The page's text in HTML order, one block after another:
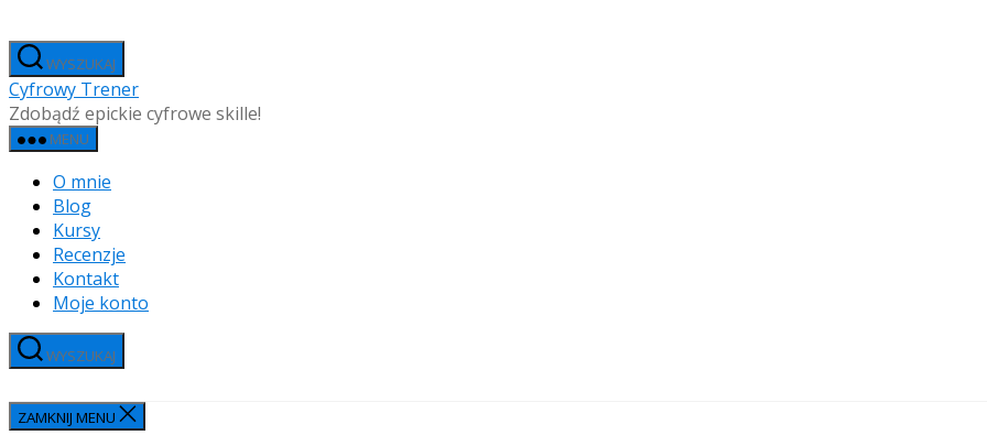
do
treściWYSZUKAJ
Cyfrowy Trener
Zdobądź epickie cyfrowe skille!
MENU
O mnie
Blog
Kursy
Recenzje
Kontakt
Moje konto
WYSZUKAJ
ZAMKNIJ MENU